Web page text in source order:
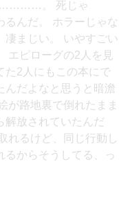
…………。 死じゃ
んだ。 ホラーじゃな
凄まじい。 いやすごい
ピローグの2人を見
た2人にもこの本にで
んだよなと思うと暗澹
が路地裏で倒れたまま
解放されていたんだ
るけど、同じ行動し
るからそうしてる、っ